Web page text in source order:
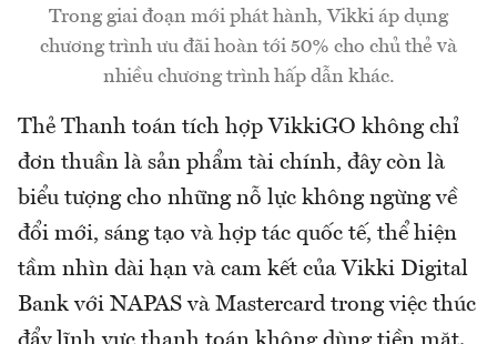
Trong giai đoạn mới phát hành, Vikki áp dụng
chương trình ưu đãi hoàn tới 50% cho chủ thẻ và
nhiều chương trình hấp dẫn khác.
Thẻ Thanh toán tích hợp VikkiGO không chỉ
đơn thuần là sản phẩm tài chính, đây còn là
biểu tượng cho những nỗ lực không ngừng về
đổi mới, sáng tạo và hợp tác quốc tế, thể hiện
tầm nhìn dài hạn và cam kết của Vikki Digital
Bank với NAPAS và Mastercard trong việc thúc